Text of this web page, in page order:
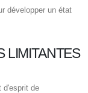
développer un état
LIMITANTES
d'esprit de